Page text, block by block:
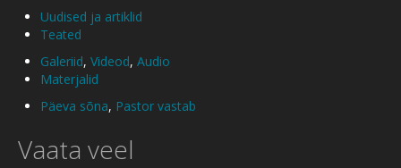
Uudised ja artiklid
Teated
Galeriid, Videod, Audio
Materjalid
Päeva sõna, Pastor vastab
Vaata veel